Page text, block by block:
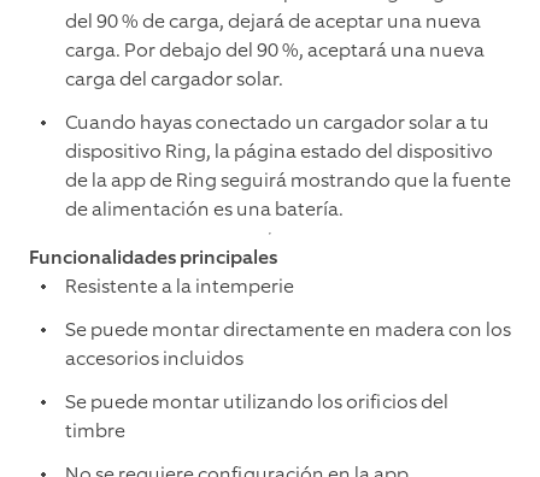
del 90 % de carga, dejará de aceptar una nueva
carga. Por debajo del 90 %, aceptará una nueva
carga del cargador solar.
Cuando hayas conectado un cargador solar a tu
dispositivo Ring, la página estado del dispositivo
de la app de Ring seguirá mostrando que la fuente
de alimentación es una batería.
Funcionalidades principales
Resistente a la intemperie
Se puede montar directamente en madera con los
accesorios incluidos
Se puede montar utilizando los orificios del
timbre